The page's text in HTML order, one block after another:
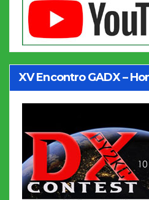
XV Encontro GADX –